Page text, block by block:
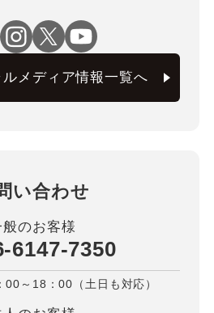
メディア情報一覧へ
い合わせ
般のお客様
6147-7350
00～18：00（土日も対応）